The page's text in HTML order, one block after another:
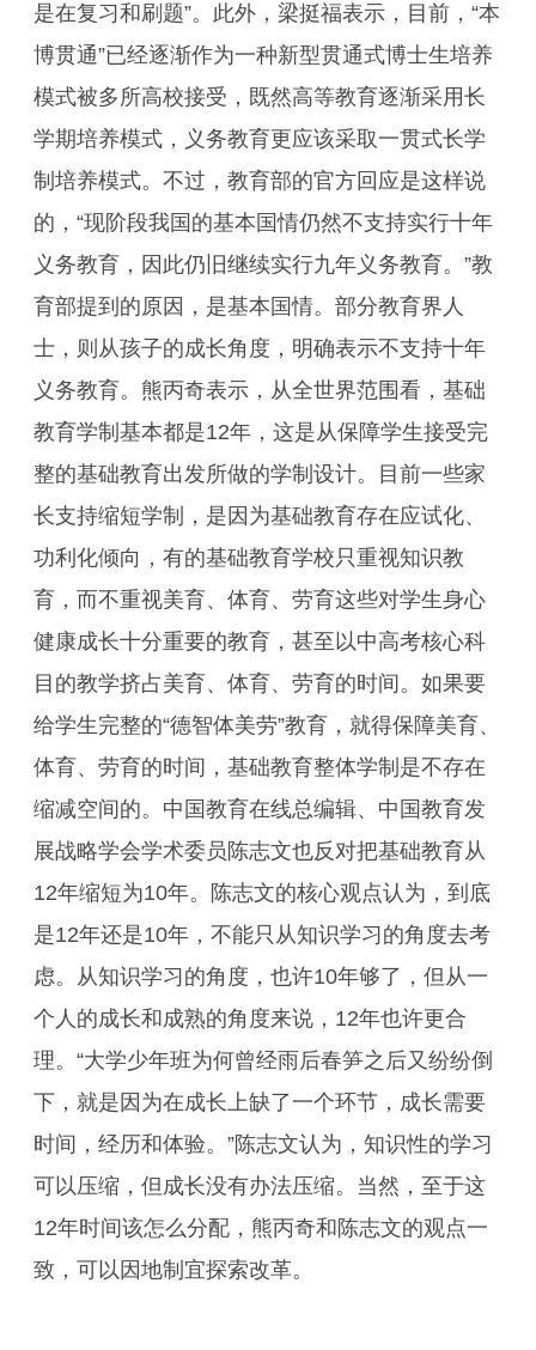
是在复习和刷题”。此外，梁挺福表示，目前，“本
博贯通”已经逐渐作为一种新型贯通式博士生培养
模式被多所高校接受，既然高等教育逐渐采用长
学期培养模式，义务教育更应该采取一贯式长学
制培养模式。不过，教育部的官方回应是这样说
的，“现阶段我国的基本国情仍然不支持实行十年
义务教育，因此仍旧继续实行九年义务教育。”教
育部提到的原因，是基本国情。部分教育界人
士，则从孩子的成长角度，明确表示不支持十年
义务教育。熊丙奇表示，从全世界范围看，基础
教育学制基本都是12年，这是从保障学生接受完
整的基础教育出发所做的学制设计。目前一些家
长支持缩短学制，是因为基础教育存在应试化、
功利化倾向，有的基础教育学校只重视知识教
育，而不重视美育、体育、劳育这些对学生身心
健康成长十分重要的教育，甚至以中高考核心科
目的教学挤占美育、体育、劳育的时间。如果要
给学生完整的“德智体美劳”教育，就得保障美育、
体育、劳育的时间，基础教育整体学制是不存在
缩减空间的。中国教育在线总编辑、中国教育发
展战略学会学术委员陈志文也反对把基础教育从
12年缩短为10年。陈志文的核心观点认为，到底
是12年还是10年，不能只从知识学习的角度去考
虑。从知识学习的角度，也许10年够了，但从一
个人的成长和成熟的角度来说，12年也许更合
理。“大学少年班为何曾经雨后春笋之后又纷纷倒
下，就是因为在成长上缺了一个环节，成长需要
时间，经历和体验。”陈志文认为，知识性的学习
可以压缩，但成长没有办法压缩。当然，至于这
12年时间该怎么分配，熊丙奇和陈志文的观点一
致，可以因地制宜探索改革。